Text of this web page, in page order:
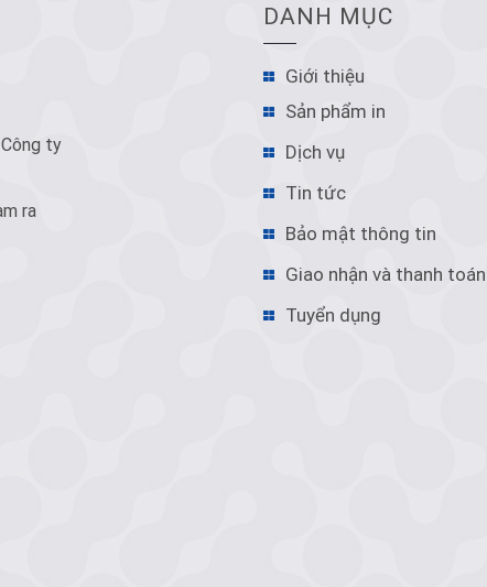
ty
ra
DANH MỤC
Giới thiệu
Sản phẩm in
Dịch vụ
Tin tức
Bảo mật thông tin
Giao nhận và thanh toán
Tuyển dụng